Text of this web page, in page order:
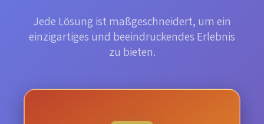
Jede Lösung ist maßgeschneidert, um ein
einzigartiges und beeindruckendes Erlebnis
zu bieten.